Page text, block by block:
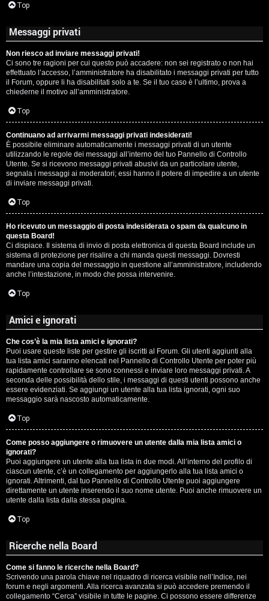
Top
Messaggi privati
Non riesco ad inviare messaggi privati!
Ci sono tre ragioni per cui questo può accadere: non sei registrato o non hai
effettuato l’accesso, l’amministratore ha disabilitato i messaggi privati per tutto
il Forum, oppure li ha disabilitati solo a te. Se il tuo caso è l’ultimo, prova a
chiederne il motivo all’amministratore.
Top
Continuano ad arrivarmi messaggi privati indesiderati!
È possibile eliminare automaticamente i messaggi privati ​​di un utente
utilizzando le regole dei messaggi all’interno del tuo Pannello di Controllo
Utente. Se si ricevono messaggi privati ​​abusivi da un particolare utente,
segnala i messaggi ai moderatori; essi hanno il potere di impedire a un utente
di inviare messaggi privati​​.
Top
Ho ricevuto un messaggio di posta indesiderata o spam da qualcuno in
questa Board!
Ci dispiace. Il sistema di invio di posta elettronica di questa Board include un
sistema di protezione per risalire a chi manda questi messaggi. Dovresti
mandare una copia del messaggio in questione all’amministratore, includendo
anche l’intestazione, in modo che possa intervenire.
Top
Amici e ignorati
Che cos’è la mia lista amici e ignorati?
Puoi usare queste liste per gestire gli iscritti al Forum. Gli utenti aggiunti alla
tua lista amici saranno elencati nel Pannello di Controllo Utente per poter più
rapidamente controllare se sono connessi e inviare loro messaggi privati. A
seconda delle possibilità dello stile, i messaggi di questi utenti possono anche
essere evidenziati. Se aggiungi un utente alla tua lista ignorati, ogni suo
messaggio sarà nascosto automaticamente.
Top
Come posso aggiungere o rimuovere un utente dalla mia lista amici o
ignorati?
Puoi aggiungere un utente alla tua lista in due modi. All’interno del profilo di
ciascun utente, c’è un collegamento per aggiungerlo alla tua lista amici o
ignorati. Altrimenti, dal tuo Pannello di Controllo Utente puoi aggiungere
direttamente un utente inserendo il suo nome utente. Puoi anche rimuovere un
utente dalla lista dalla stessa pagina.
Top
Ricerche nella Board
Come si fanno le ricerche nella Board?
Scrivendo una parola chiave nel riquadro di ricerca visibile nell’Indice, nei
forum e negli argomenti. Alla ricerca avanzata si può accedere premendo il
collegamento “Cerca” visibile in tutte le pagine. Ci possono essere differenze